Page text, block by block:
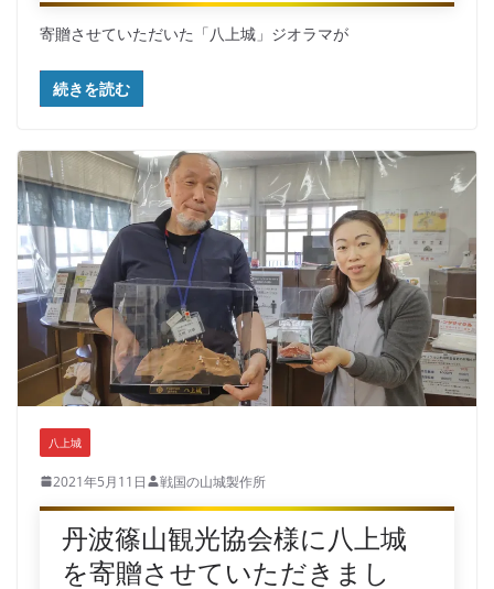
寄贈させていただいた「八上城」ジオラマが
続きを読む
八上城
2021年5月11日 戦国の山城製作所
丹波篠山観光協会様に八上城
を寄贈させていただきまし